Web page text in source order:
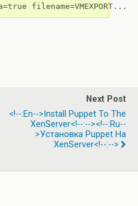
filename=VMEXPORT...
Next Post
<!--:en-->Install Puppet To The
XenServer<!--:--><!--:ru--
>Установка Puppet На
XenServer<!--:-->